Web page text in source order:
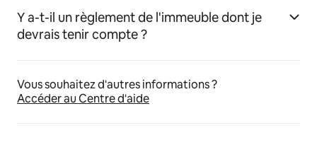
Y a-t-il un règlement de l'immeuble dont je
devrais tenir compte ?
Vous souhaitez d'autres informations ?
Accéder au Centre d'aide